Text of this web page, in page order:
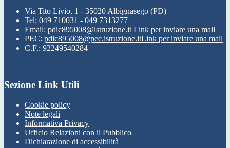
Via Tito Livio, 1 - 35020 Albignasego (PD)
Tel: 049 710031 - 049 7313277
Email: pdic895008@istruzione.it Link per inviare una mail
PEC: pdic895008@pec.istruzione.itLink per inviare una mail
C.F.: 92249540284
Sezione Link Utili
Cookie policy
Note legali
Informativa Privacy
Ufficio Relazioni con il Pubblico
Dichiarazione di accessibilità